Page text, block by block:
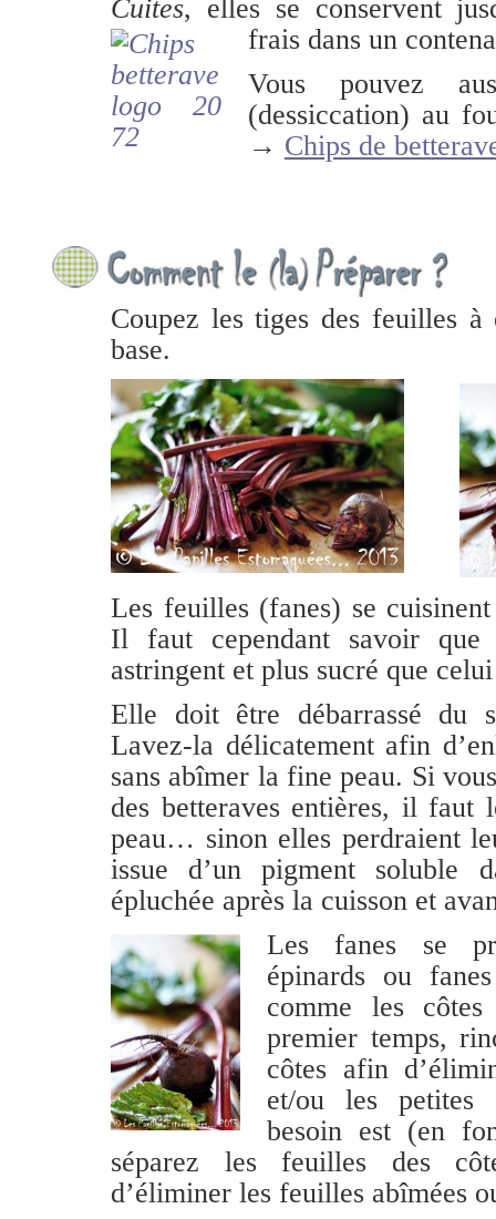
Cuites, elles se conservent
frais dans un
Vous pouvez
(dessiccation) au
→ Chips de
Coupez les tiges des feuilles
base.
Les feuilles (fanes) se
Il faut cependant savoir
astringent et plus sucré que
Elle doit être débarrassé du
Lavez-la délicatement afin
sans abîmer la fine peau. Si
des betteraves entières, il faut
peau… sinon elles perdraient
issue d’un pigment soluble
épluchée après la cuisson et
Les fanes se
épinards ou
comme les
premier temps,
côtes afin
et/ou les petites
besoin est (en
séparez les feuilles des
d’éliminer les feuilles abîmées